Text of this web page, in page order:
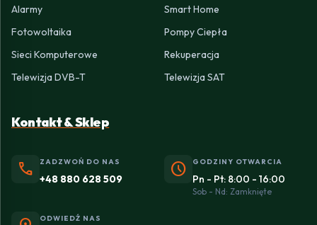
Alarmy
Smart Home
Fotowoltaika
Pompy Ciepła
Sieci Komputerowe
Rekuperacja
Telewizja DVB-T
Telewizja SAT
Kontakt & Sklep
phone ZADZWOŃ DO NAS
+48 880 628 509 schedule GODZINY OTWARCIA
Pn - Pt: 8:00 - 16:00
Sob - Nd: Zamknięte
ODWIEDŹ NAS